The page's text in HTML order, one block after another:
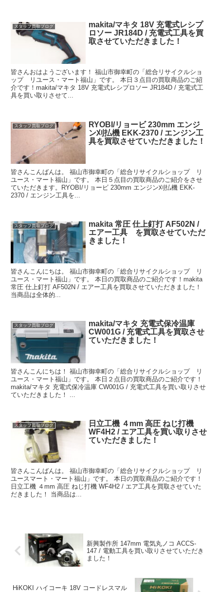
スタッフ買取ブログ
makita/マキタ 18V 充電式レシプ
ロソー JR184D / 充電式工具を買
取させていただきました！
皆さんおはようございます！ 福山市御幸町の「総合リサイクルショ
ップ リユース・マート福山」です。 本日３点目の買取商品のご紹
介です！makita/マキタ 18V 充電式レシプロソー JR184D / 充電式工
具を買い取りさせて...
スタッフ買取ブログ
RYOBI/リョービ 230mm エンジ
ン刈払機 EKK-2370 / エンジン工
具を買取させていただきました！
皆さんこんばんは。 福山市御幸町の「総合リサイクルショップ リ
ユース・マート福山」です。 本日５点目の買取商品のご紹介をさせ
ていただきます。RYOBI/リョービ 230mm エンジン刈払機 EKK-
2370 / エンジン工具を...
スタッフ買取ブログ
makita 常圧 仕上釘打 AF502N /
エアー工具 を買取させていただ
きました！
皆さんこんにちは。 福山市御幸町の「総合リサイクルショップ リ
ユース・マート福山」です。 本日の買取商品のご紹介です！makita
常圧 仕上釘打 AF502N / エアー工具を買取させていただきました！
当商品は全体的...
スタッフ買取ブログ
makita/マキタ 充電式保冷温庫
CW001G / 充電式工具を買取させ
ていただきました！
皆さんこんにちは！ 福山市御幸町の「総合リサイクルショップ リ
ユース・マート福山」です。 本日２点目の買取商品のご紹介です！
makita/マキタ 充電式保冷温庫 CW001G / 充電式工具を買い取りさせ
ていただきました！ ...
スタッフ買取ブログ
日立工機 ４mm 高圧 ねじ打機
WF4H2 / エア工具を買い取りさせ
ていただきました！
皆さんこんばんは。 福山市御幸町の「総合リサイクルショップ リ
ユースマート・マート福山」です。 本日の買取商品のご紹介です！
日立工機 ４mm 高圧 ねじ打機 WF4H2 / エア工具を買取させていた
だきました！ 当商品は...
新興製作所 147mm 電気丸ノコ ACCS-
147 / 電動工具を買い取りさせていただき
ました！
HiKOKI ハイコーキ 18V コードレスマル